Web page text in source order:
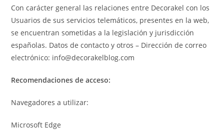
Con carácter general las relaciones entre Decorakel con los
Usuarios de sus servicios telemáticos, presentes en la web,
se encuentran sometidas a la legislación y jurisdicción
españolas. Datos de contacto y otros – Dirección de correo
electrónico: info@decorakelblog.com
Recomendaciones de acceso:
Navegadores a utilizar:
Microsoft Edge